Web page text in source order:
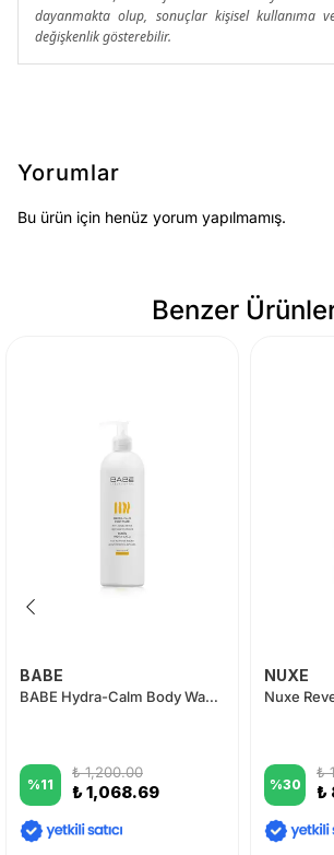
dayanmakta olup, sonuçlar kişisel kullanıma
değişkenlik gösterebilir.
Yorumlar
Bu ürün için henüz yorum yapılmamış.
Benzer
BABE
BABE Hydra-Calm Body Wash 500 ml
%11
₺ 1,200.00
₺ 1,068.69
NUXE
%30
₺
₺